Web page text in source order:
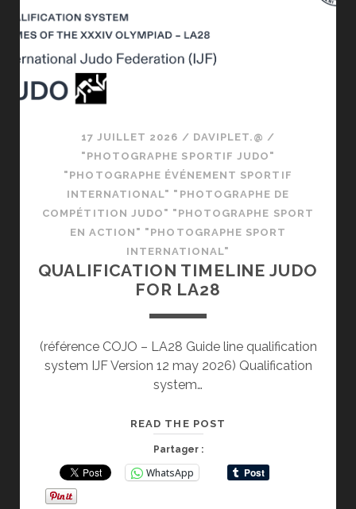
17 JUILLET 2026 / DAVIPLET.@ /
"PHOTOGRAPHE SPORTIF JUDO"
"PHOTOGRAPHE ÉVÉNEMENT SPORTIF
INTERNATIONAL" "PHOTOGRAPHE DE
COMPÉTITION JUDO" "PHOTOGRAPHE SPORT
EN ACTION" "PHOTOGRAPHE SPORT
INTERNATIONAL"
QUALIFICATION TIMELINE JUDO
FOR LA28
(référence COJO – LA28 Guide line qualification
system IJF Version 12 may 2026) Qualification
system…
READ THE POST
FOR
Partager :
WhatsApp